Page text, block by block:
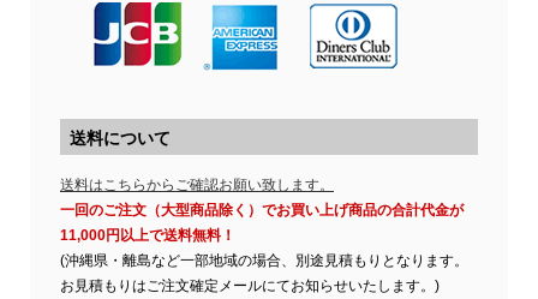
送料について
送料はこちらからご確認お願い致します。
一回のご注文（大型商品除く）でお買い上げ商品の合計代金が
11,000円以上で送料無料！
(沖縄県・離島など一部地域の場合、別途見積もりとなります。
お見積もりはご注文確定メールにてお知らせいたします。)